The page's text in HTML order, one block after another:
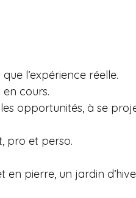
l’expérience réelle.
cours.
opportunités, à se
pro et perso.
en pierre, un jardin